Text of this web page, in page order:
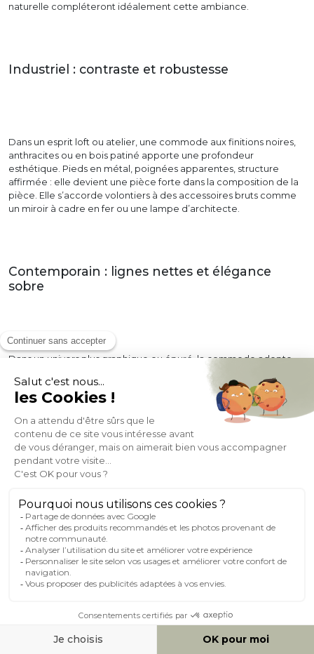
naturelle compléteront idéalement cette ambiance.
Industriel : contraste et robustesse
Dans un esprit loft ou atelier, une commode aux finitions noires,
anthracites ou en bois patiné apporte une profondeur
esthétique. Pieds en métal, poignées apparentes, structure
affirmée : elle devient une pièce forte dans la composition de la
pièce. Elle s’accorde volontiers à des accessoires bruts comme
un miroir à cadre en fer ou une lampe d’architecte.
Contemporain : lignes nettes et élégance
sobre
Dans un univers plus graphique ou épuré, la commode adopte
ou texturées. Elle s’efface pour mieux souligner les éléments
décoratifs qui l’entourent. Une photo encadrée, une plante aux
lignes minimalistes ou une sculpture discrète renforcent cette
cohérence.
Matières, couleurs et finitions
Bois massif : caractère et longévité
Une commode en bois massif traverse les années sans perdre de